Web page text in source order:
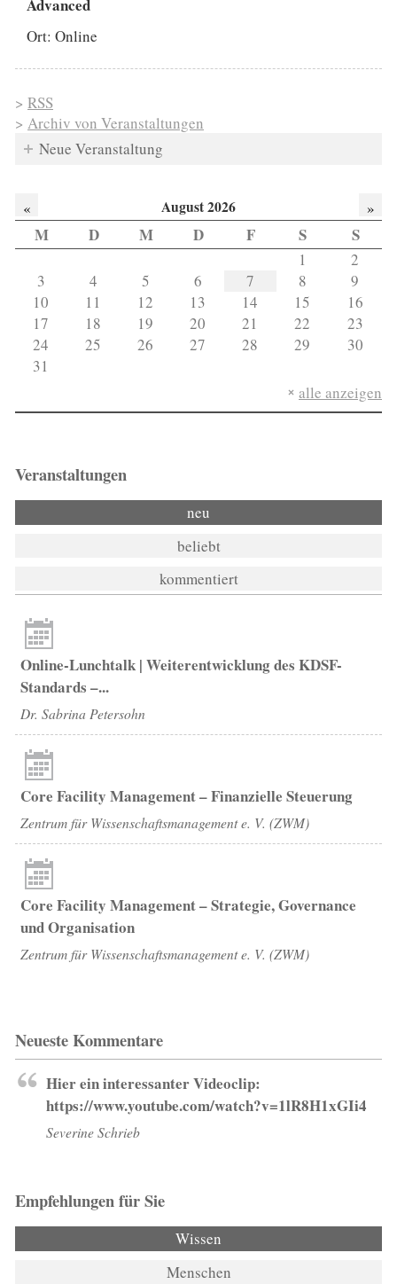
Advanced
Ort: Online
> RSS
> Archiv von Veranstaltungen
Neue Veranstaltung
« August 2026 »
M D M D F S S
1
2
3
4 5 6 7 8
9
10
11 12 13 14 15
16
17
18 19 20 21 22
23
24
25 26 27 28 29
30
31
alle anzeigen
Veranstaltungen
neu
beliebt
kommentiert
Online-Lunchtalk | Weiterentwicklung des KDSF-
Standards –...
Dr. Sabrina Petersohn
Core Facility Management – Finanzielle Steuerung
Zentrum für Wissenschaftsmanagement e. V. (ZWM)
Core Facility Management – Strategie, Governance
und Organisation
Zentrum für Wissenschaftsmanagement e. V. (ZWM)
Neueste Kommentare
Hier ein interessanter Videoclip:
https://www.youtube.com/watch?v=1lR8H1xGIi4
Severine Schrieb
Empfehlungen für Sie
Wissen
Menschen